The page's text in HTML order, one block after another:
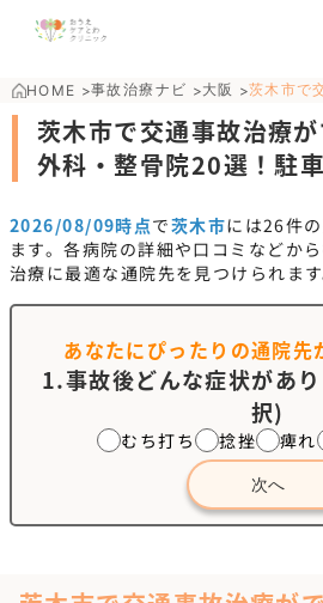
HOME >事故治療ナビ >大阪 >茨木市で
茨木市で交通事故治療
外科・整骨院20選！駐
2026/08/09時点で茨木市には26件
ます。各病院の詳細や口コミなどか
治療に最適な通院先を見つけられます
あなたにぴったりの通院先
1.事故後どんな症状があ
択)
むち打ち 捻挫 痺れ
次へ